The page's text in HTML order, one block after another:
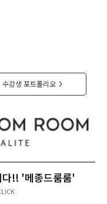
수강생 포트폴리오 >
다!! '메종드룸룸'